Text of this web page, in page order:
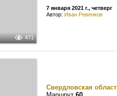
471
7 января 2021 г., четверг
Автор: Иван Ревенков
Свердловская